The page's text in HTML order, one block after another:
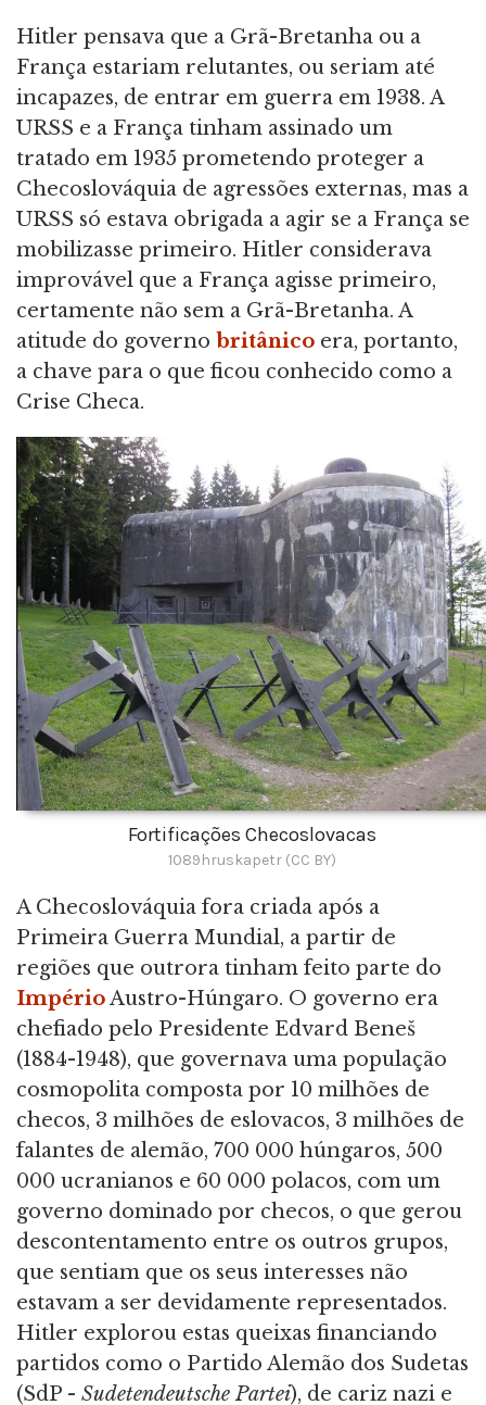
Hitler pensava que a Grã-Bretanha ou a
França estariam relutantes, ou seriam até
incapazes, de entrar em guerra em 1938. A
URSS e a França tinham assinado um
tratado em 1935 prometendo proteger a
Checoslováquia de agressões externas, mas a
URSS só estava obrigada a agir se a França se
mobilizasse primeiro. Hitler considerava
improvável que a França agisse primeiro,
certamente não sem a Grã-Bretanha. A
atitude do governo britânico era, portanto,
a chave para o que ficou conhecido como a
Crise Checa.
Fortificações Checoslovacas
1089hruskapetr (CC BY)
A Checoslováquia fora criada após a
Primeira Guerra Mundial, a partir de
regiões que outrora tinham feito parte do
ImpérioAustro-Húngaro. O governo era
chefiado pelo Presidente Edvard Beneš
(1884-1948), que governava uma população
cosmopolita composta por 10 milhões de
checos, 3 milhões de eslovacos, 3 milhões de
falantes de alemão, 700 000 húngaros, 500
000 ucranianos e 60 000 polacos, com um
governo dominado por checos, o que gerou
descontentamento entre os outros grupos,
que sentiam que os seus interesses não
estavam a ser devidamente representados.
Hitler explorou estas queixas financiando
partidos como o Partido Alemão dos Sudetas
(SdP - Sudetendeutsche Partei), de cariz nazi e